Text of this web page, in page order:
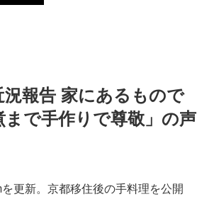
報告 家にあるもので
で手作りで尊敬」の声
更新。京都移住後の手料理を公開